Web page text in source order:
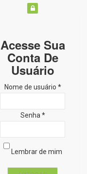
Acesse Sua
Conta De
Usuário
Nome de usuário *
Senha *
Lembrar de mim